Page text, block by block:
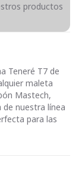
productos
Teneré T7 de
maleta
Mastech,
de nuestra línea
para las